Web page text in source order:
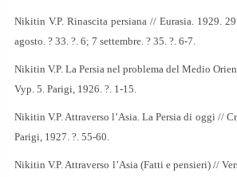
Nikitin V.P. Rinascita persiana // Eurasia. 1929.
agosto. ? 33. ?. 6; 7 settembre. ? 35. ?. 6-7.
Nikitin V.P. La Persia nel problema del Medio
Vyp. 5. Parigi, 1926. ?. 1-15.
Nikitin V.P. Attraverso l’Asia. La Persia di oggi //
Parigi, 1927. ?. 55-60.
Nikitin V.P. Attraverso l’Asia (Fatti e pensieri) //